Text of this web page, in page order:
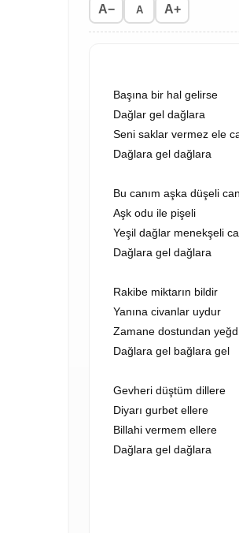
A− A A+
Başına bir hal gelirse
Dağlar gel dağlara
Seni saklar vermez ele
Dağlara gel dağlara
Bu canım aşka düşeli
Aşk odu ile pişeli
Yeşil dağlar menekşeli
Dağlara gel dağlara
Rakibe miktarın bildir
Yanına civanlar uydur
Zamane dostundan
Dağlara gel bağlara gel
Gevheri düştüm dillere
Diyarı gurbet ellere
Billahi vermem ellere
Dağlara gel dağlara